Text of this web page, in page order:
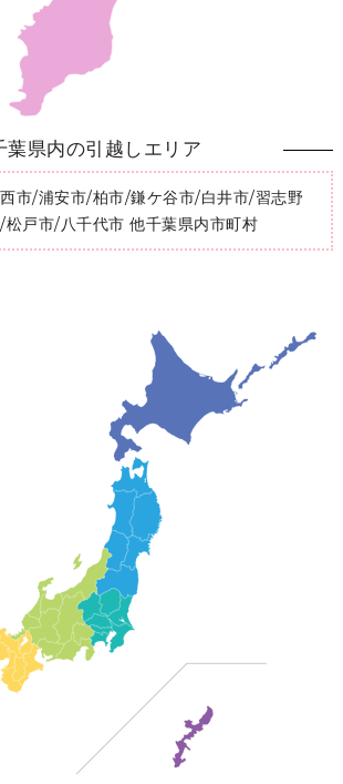
葉県内の引越しエリア
市/浦安市/柏市/鎌ケ谷市/白井市/習志野
戸市/八千代市 他千葉県内市町村